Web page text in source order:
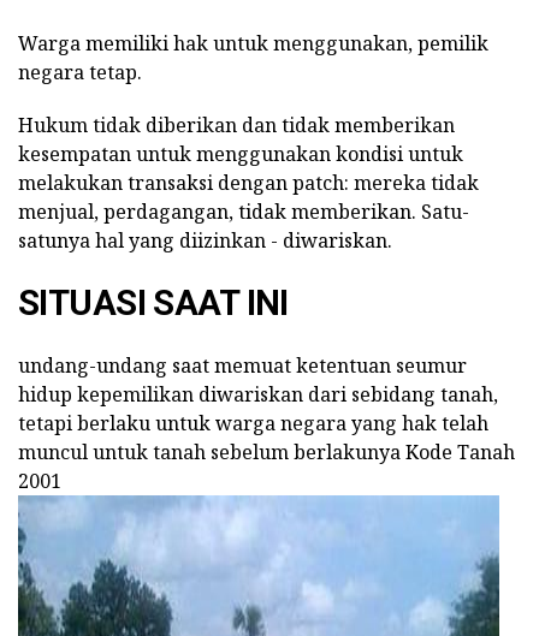
Warga memiliki hak untuk menggunakan, pemilik
negara tetap.
Hukum tidak diberikan dan tidak memberikan
kesempatan untuk menggunakan kondisi untuk
melakukan transaksi dengan patch: mereka tidak
menjual, perdagangan, tidak memberikan. Satu-
satunya hal yang diizinkan - diwariskan.
SITUASI SAAT INI
undang-undang saat memuat ketentuan seumur
hidup kepemilikan diwariskan dari sebidang tanah,
tetapi berlaku untuk warga negara yang hak telah
muncul untuk tanah sebelum berlakunya Kode Tanah
2001